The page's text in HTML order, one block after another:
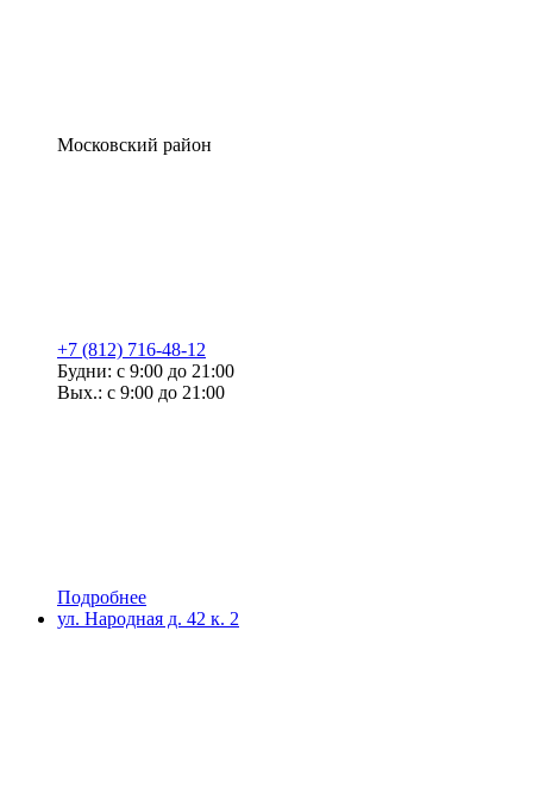
Московский район
+7 (812) 716-48-12
Будни: с 9:00 до 21:00
Вых.: с 9:00 до 21:00
Подробнее
ул. Народная д. 42 к. 2